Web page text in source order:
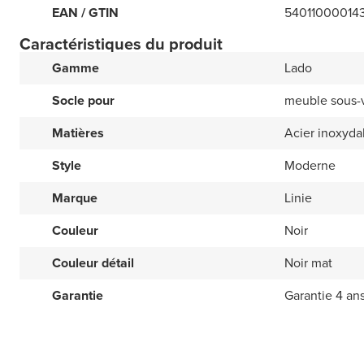
EAN / GTIN
Caractéristiques du produit
Gamme
Lado
Socle pour
meuble
Matières
Acier
Style
Moderne
Marque
Linie
Couleur
Noir
Couleur détail
Noir mat
Garantie
Garantie 4